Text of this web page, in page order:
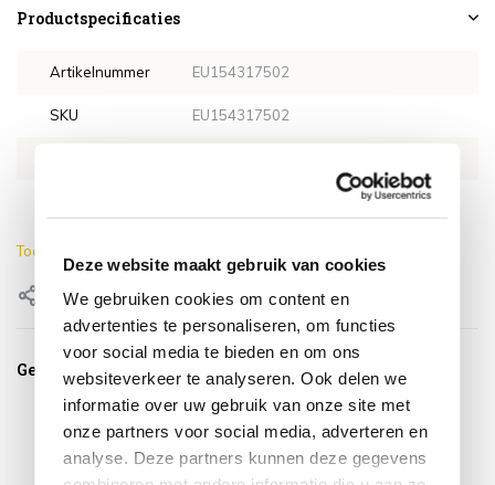
Deze website maakt gebruik van cookies
We gebruiken cookies om content en
advertenties te personaliseren, om functies
voor social media te bieden en om ons
websiteverkeer te analyseren. Ook delen we
informatie over uw gebruik van onze site met
onze partners voor social media, adverteren en
analyse. Deze partners kunnen deze gegevens
Productspecificaties
Artikelnummer EU154317502
SKU EU154317502
Toon meer
Delen
Gerelateerde producten